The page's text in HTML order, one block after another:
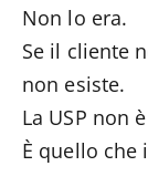
Non lo era.
Se il cliente
non esiste.
La USP non
È quello che